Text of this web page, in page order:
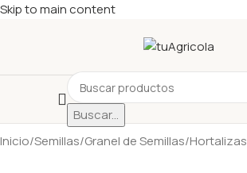
Skip to main content
Buscar...
Inicio/Semillas/Granel de Semillas/Hortalizas